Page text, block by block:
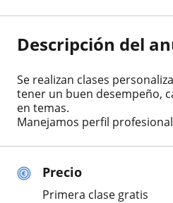
Precio
Primera clase gratis
Descripción del
Se realizan clases
tener un buen desempeño,
en temas.
Manejamos perfil